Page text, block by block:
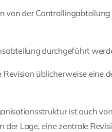
von der
durchgeführt
üblicherweise eine
ist auch
der Lage, eine zentrale